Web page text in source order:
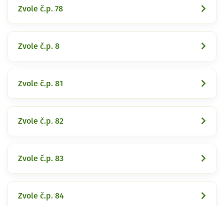
Zvole č.p. 78
Zvole č.p. 8
Zvole č.p. 81
Zvole č.p. 82
Zvole č.p. 83
Zvole č.p. 84